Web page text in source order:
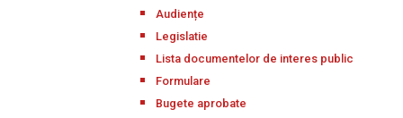
Audiențe
Legislatie
Lista documentelor de interes public
Formulare
Bugete aprobate